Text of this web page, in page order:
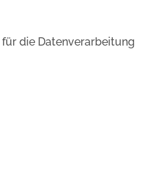
die Datenverarbeitung